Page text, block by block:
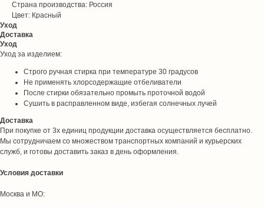
Страна производства: Россия
Цвет: Красный
Уход
Доставка
Уход
Уход за изделием:
Строго ручная стирка при температуре 30 градусов
Не применять хлорсодержащие отбеливатели
После стирки обязательно промыть проточной водой
Сушить в расправленном виде, избегая солнечных лучей
Доставка
При покупке от 3х единиц продукции доставка осуществляется бесплатно.
Мы сотрудничаем со множеством транспортных компаний и курьерских
служб, и готовы доставить заказ в день оформления.
Условия доставки
Москва и МО: